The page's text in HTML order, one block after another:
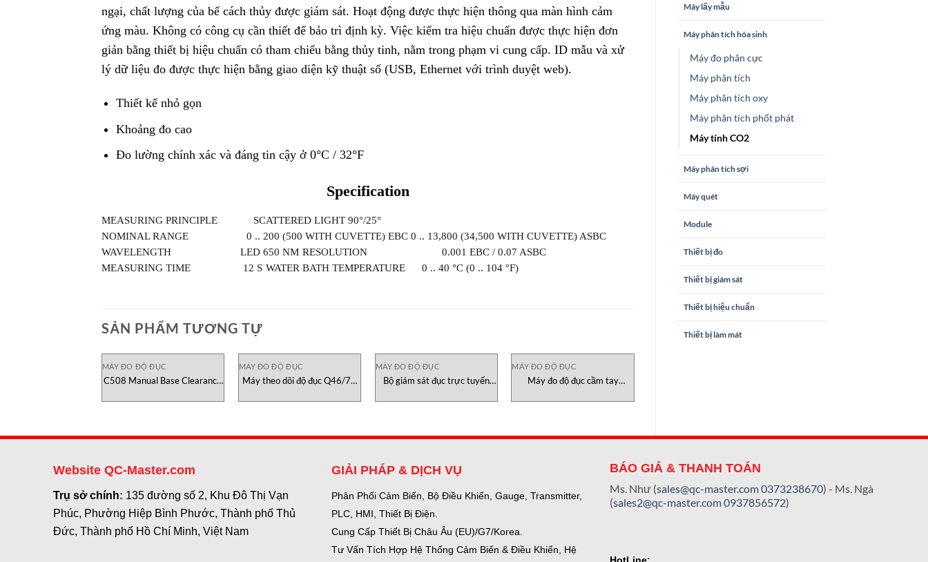
Máy lấy mẫu
Máy phân tích hóa sinh
Máy đo phân cực
Máy phân tích
Máy phân tích oxy
Máy phân tích phốt phát
Máy tính CO2
Máy phân tích sợi
Máy quét
Module
Thiết bị đo
Thiết bị giám sát
Thiết bị hiệu chuẩn
Thiết bị làm mát
ngại, chất lượng của bể cách thủy được giám sát. Hoạt động được thực hiện thông qua màn hình cảm
ứng màu. Không có công cụ cần thiết để bảo trì định kỳ. Việc kiểm tra hiệu chuẩn được thực hiện đơn
giản bằng thiết bị hiệu chuẩn có tham chiếu bằng thủy tinh, nằm trong phạm vi cung cấp. ID mẫu và xử
lý dữ liệu đo được thực hiện bằng giao diện kỹ thuật số (USB, Ethernet với trình duyệt web).
Thiết kế nhỏ gọn
Khoảng đo cao
Đo lường chính xác và đáng tin cậy ở 0°C / 32°F
Specification
MEASURING PRINCIPLE SCATTERED LIGHT 90°/25°
NOMINAL RANGE 0 .. 200 (500 WITH CUVETTE) EBC 0 .. 13,800 (34,500 WITH CUVETTE) ASBC
WAVELENGTH LED 650 NM RESOLUTION 0.001 EBC / 0.07 ASBC
MEASURING TIME 12 S WATER BATH TEMPERATURE 0 .. 40 °C (0 .. 104 °F)
SẢN PHẨM TƯƠNG TỰ
MÁY ĐO ĐỘ ĐỤC
C508 Manual Base Clearance
MÁY ĐO ĐỘ ĐỤC
Máy theo dõi độ đục Q46/76
MÁY ĐO ĐỘ ĐỤC
Bộ giám sát đục trực tuyến
MÁY ĐO ĐỘ ĐỤC
Máy đo độ đục cầm tay
Website QC-Master.com
Trụ sở chính: 135 đường số 2, Khu Đô Thị Vạn
Phúc, Phường Hiệp Bình Phước, Thành phố Thủ
Đức, Thành phố Hồ Chí Minh, Việt Nam
GIẢI PHÁP & DỊCH VỤ
Phân Phối Cảm Biến, Bộ Điều Khiển, Gauge, Transmitter,
PLC, HMI, Thiết Bị Điện.
Cung Cấp Thiết Bị Châu Âu (EU)/G7/Korea.
Tư Vấn Tích Hợp Hệ Thống Cảm Biến & Điều Khiển, Hệ
BÁO GIÁ & THANH TOÁN
Ms. Như (sales@qc-master.com0373238670) - Ms. Ngà
(sales2@qc-master.com0937856572)
HotLine: